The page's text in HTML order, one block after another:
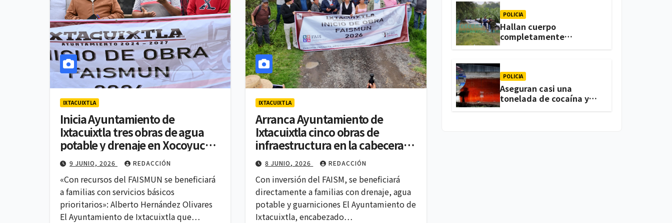
IXTACUIXTLA
Inicia Ayuntamiento de
Ixtacuixtla tres obras de agua
potable y drenaje en Xocoyucan
y Tecuexcomac
9 JUNIO, 2026 REDACCIÓN
«Con recursos del FAISMUN se beneficiará
a familias con servicios básicos
prioritarios»: Alberto Hernández Olivares
El Ayuntamiento de Ixtacuixtla que…
IXTACUIXTLA
Arranca Ayuntamiento de
Ixtacuixtla cinco obras de
infraestructura en la cabecera
municipal y Santa Justina
Ecatepec
8 JUNIO, 2026 REDACCIÓN
Con inversión del FAISM, se beneficiará
directamente a familias con drenaje, agua
potable y guarniciones El Ayuntamiento de
Ixtacuixtla, encabezado…
POLICIA
Hallan cuerpo
completamente
calcinado en terrenos de
POLICIA
Aseguran casi una
tonelada de cocaína y
arsenal durante cateo,